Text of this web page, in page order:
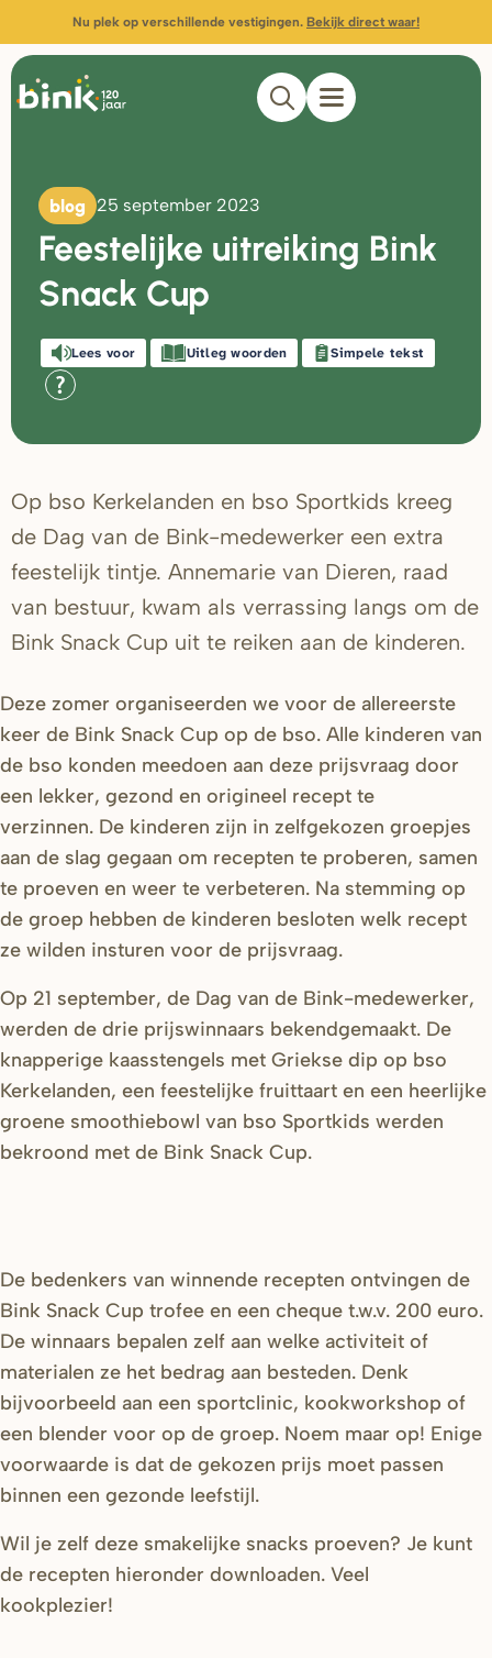
Nu plek op verschillende vestigingen. Bekijk direct waar!
blog 25 september 2023
Feestelijke uitreiking Bink
Snack Cup
Lees voor Uitleg woorden Simpele tekst
Op bso Kerkelanden en bso Sportkids kreeg
de Dag van de Bink-medewerker een extra
feestelijk tintje. Annemarie van Dieren, raad
van bestuur, kwam als verrassing langs om de
Bink Snack Cup uit te reiken aan de kinderen.
Deze zomer organiseerden we voor de allereerste
keer de Bink Snack Cup op de bso. Alle kinderen van
de bso konden meedoen aan deze prijsvraag door
een lekker, gezond en origineel recept te
verzinnen. De kinderen zijn in zelfgekozen groepjes
aan de slag gegaan om recepten te proberen, samen
te proeven en weer te verbeteren. Na stemming op
de groep hebben de kinderen besloten welk recept
ze wilden insturen voor de prijsvraag.
Op 21 september, de Dag van de Bink-medewerker,
werden de drie prijswinnaars bekendgemaakt. De
knapperige kaasstengels met Griekse dip op bso
Kerkelanden, een feestelijke fruittaart en een heerlijke
groene smoothiebowl van bso Sportkids werden
bekroond met de Bink Snack Cup.
De bedenkers van winnende recepten ontvingen de
Bink Snack Cup trofee en een cheque t.w.v. 200 euro.
De winnaars bepalen zelf aan welke activiteit of
materialen ze het bedrag aan besteden. Denk
bijvoorbeeld aan een sportclinic, kookworkshop of
een blender voor op de groep. Noem maar op! Enige
voorwaarde is dat de gekozen prijs moet passen
binnen een gezonde leefstijl.
Wil je zelf deze smakelijke snacks proeven? Je kunt
de recepten hieronder downloaden. Veel
kookplezier!